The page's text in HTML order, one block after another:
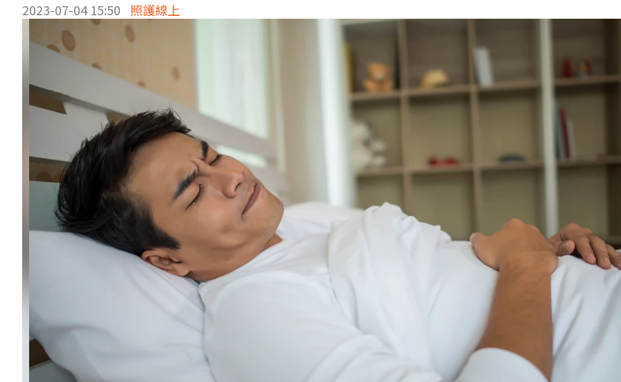
2023-07-04 15:50 照護線上